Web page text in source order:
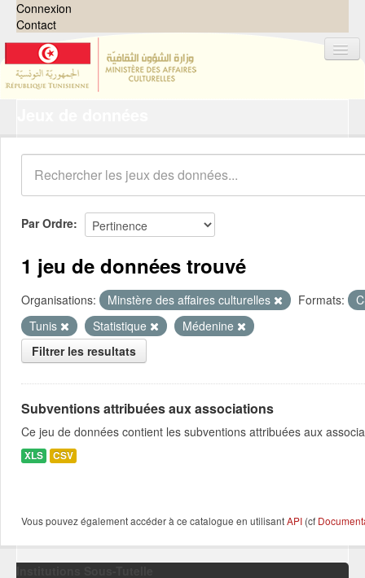
Connexion
Contact
Organisations
Groupes
Demandes 0
À propos
Par Ordre
1 jeu de données trouvé
Organisations: Minstère des affaires culturelles Formats:
Tunis
Statistique
Médenine
Filtrer les resultats
Subventions attribuées aux associations
Ce jeu de données contient les subventions attribuées aux
XLS CSV
Vous pouvez également accéder à ce catalogue en utilisantAPI (cf